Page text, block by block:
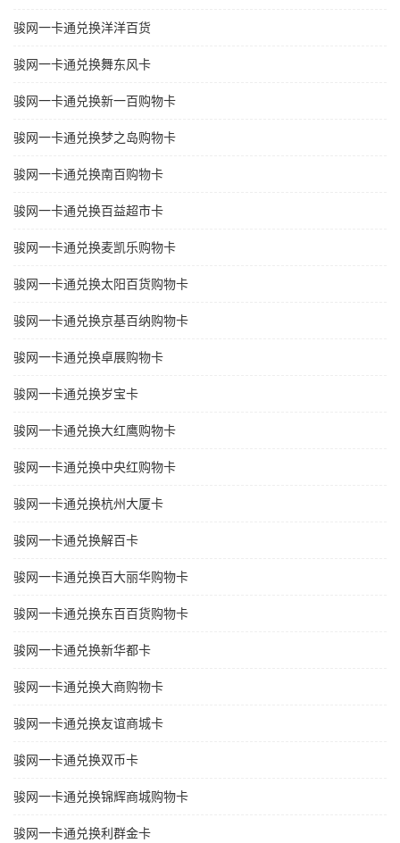
骏网一卡通兑换洋洋百货
骏网一卡通兑换舞东风卡
骏网一卡通兑换新一百购物卡
骏网一卡通兑换梦之岛购物卡
骏网一卡通兑换南百购物卡
骏网一卡通兑换百益超市卡
骏网一卡通兑换麦凯乐购物卡
骏网一卡通兑换太阳百货购物卡
骏网一卡通兑换京基百纳购物卡
骏网一卡通兑换卓展购物卡
骏网一卡通兑换岁宝卡
骏网一卡通兑换大红鹰购物卡
骏网一卡通兑换中央红购物卡
骏网一卡通兑换杭州大厦卡
骏网一卡通兑换解百卡
骏网一卡通兑换百大丽华购物卡
骏网一卡通兑换东百百货购物卡
骏网一卡通兑换新华都卡
骏网一卡通兑换大商购物卡
骏网一卡通兑换友谊商城卡
骏网一卡通兑换双币卡
骏网一卡通兑换锦辉商城购物卡
骏网一卡通兑换利群金卡